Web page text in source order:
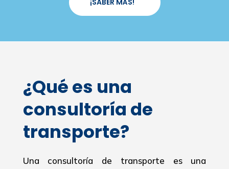
¡SABER MÁS!
¿Qué es una
consultoría de
transporte?
Una consultoría de transporte es una